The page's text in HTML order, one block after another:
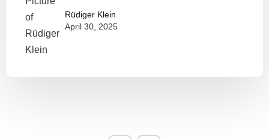
Rüdiger Klein
April 30, 2025